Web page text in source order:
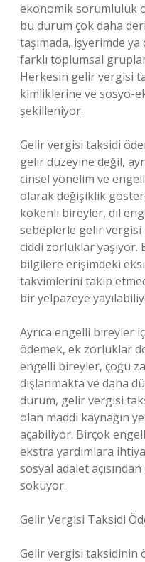
ekonomik sorumluluk
bu durum çok daha
taşımada, işyerimde ya
farklı toplumsal
Herkesin gelir vergisi
kimliklerine ve sosyo-
şekilleniyor.
Gelir vergisi taksidi
gelir düzeyine değil,
cinsel yönelim ve
olarak değişiklik
kökenli bireyler, dil
sebeplerle gelir
ciddi zorluklar
bilgilere erişimdeki
takvimlerini takip
bir yelpazeye
Ayrıca engelli bireyler
ödemek, ek zorluklar
engelli bireyler, çoğu
dışlanmakta ve daha
durum, gelir vergisi
olan maddi kaynağın
açabiliyor. Birçok
ekstra yardımlara
sosyal adalet
sokuyor.
Gelir Vergisi Taksidi
Gelir vergisi taksidinin